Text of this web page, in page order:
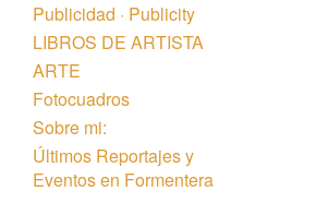
Publicidad · Publicity
LIBROS DE ARTISTA
ARTE
Fotocuadros
Sobre mi:
Últimos Reportajes y
Eventos en Formentera